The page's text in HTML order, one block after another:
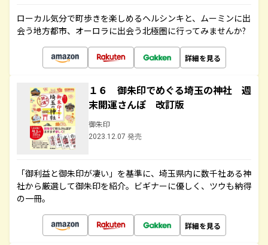
ローカル気分で町歩きを楽しめるヘルシンキと、ムーミンに出
会う地方都市、オーロラに出会う北極圏に行ってみませんか?
詳細を見る
１６ 御朱印でめぐる埼玉の神社 週
末開運さんぽ 改訂版
御朱印
2023.12.07 発売
「御利益と御朱印が凄い」を基準に、埼玉県内に数千社ある神
社から厳選して御朱印を紹介。ビギナーに優しく、ツウも納得
の一冊。
詳細を見る